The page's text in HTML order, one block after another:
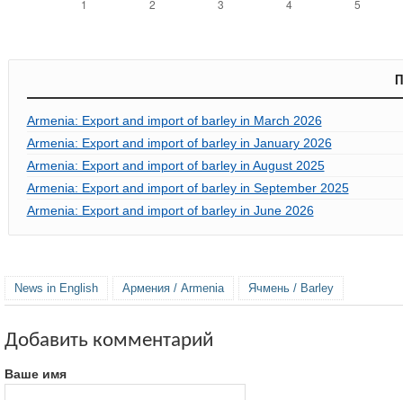
Armenia: Export and import of barley in March 2026
Armenia: Export and import of barley in January 2026
Armenia: Export and import of barley in August 2025
Armenia: Export and import of barley in September 2025
Armenia: Export and import of barley in June 2026
News in English Армения / Armenia Ячмень / Barley
Добавить комментарий
Ваше имя